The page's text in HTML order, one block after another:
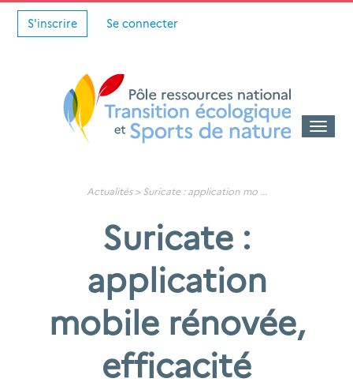
S'inscrire Se connecter
Toggle
Actualités> Suricate : application mo...
Suricate :
application
mobile rénovée,
efficacité